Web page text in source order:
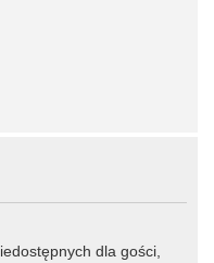
dla gości,